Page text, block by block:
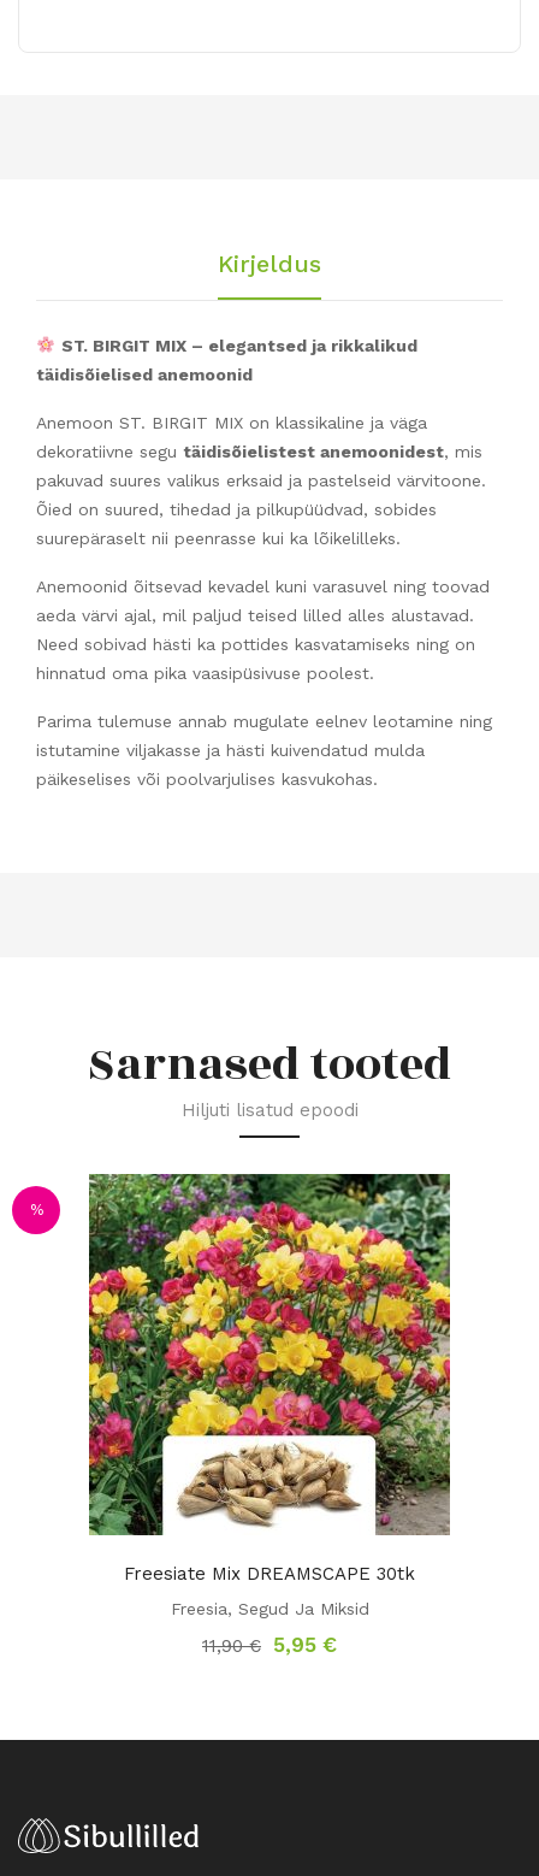
Kirjeldus
ST. BIRGIT MIX – elegantsed ja rikkalikud
täidisõielised anemoonid
Anemoon ST. BIRGIT MIX on klassikaline ja väga
dekoratiivne segu täidisõielistest anemoonidest, mis
pakuvad suures valikus erksaid ja pastelseid värvitoone.
Õied on suured, tihedad ja pilkupüüdvad, sobides
suurepäraselt nii peenrasse kui ka lõikelilleks.
Anemoonid õitsevad kevadel kuni varasuvel ning toovad
aeda värvi ajal, mil paljud teised lilled alles alustavad.
Need sobivad hästi ka pottides kasvatamiseks ning on
hinnatud oma pika vaasipüsivuse poolest.
Parima tulemuse annab mugulate eelnev leotamine ning
istutamine viljakasse ja hästi kuivendatud mulda
päikeselises või poolvarjulises kasvukohas.
Sarnased tooted
Hiljuti lisatud epoodi
%
Freesiate Mix DREAMSCAPE 30tk
Freesia, Segud Ja Miksid
11,90€
Algne
hind
5,95 €Praegune